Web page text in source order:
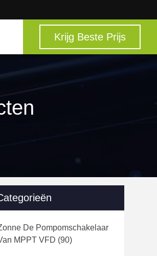
Krijg Beste Prijs
De Pompomschakelaar
MPPT VFD (90)